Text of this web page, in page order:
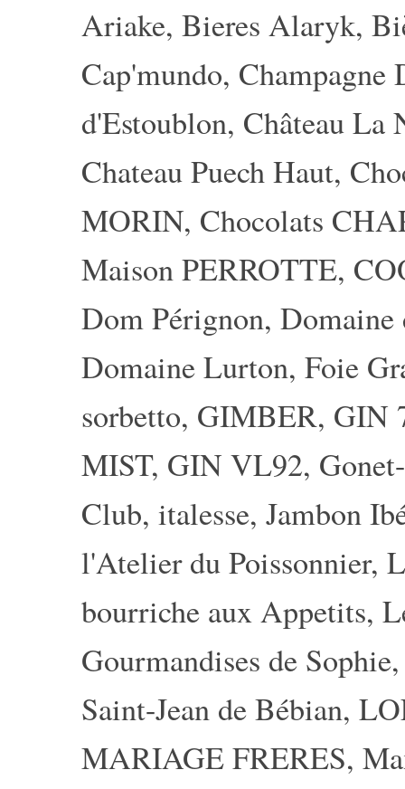
Ariake, Bieres Alaryk,
Cap'mundo, Champagne
d'Estoublon, Château La
Chateau Puech Haut,
MORIN, Chocolats
Maison PERROTTE,
Dom Pérignon,
Domaine Lurton, Foie
sorbetto, GIMBER, GIN
MIST, GIN VL92,
Club, italesse, Jambon
l'Atelier du Poissonnier,
bourriche aux Appetits,
Gourmandises de Sophie
Saint-Jean de Bébian,
MARIAGE FRERES,